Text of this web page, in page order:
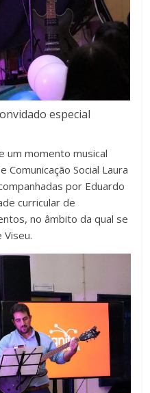
especial
um momento musical
Social Laura
por Eduardo
curricular de
no âmbito da qual se